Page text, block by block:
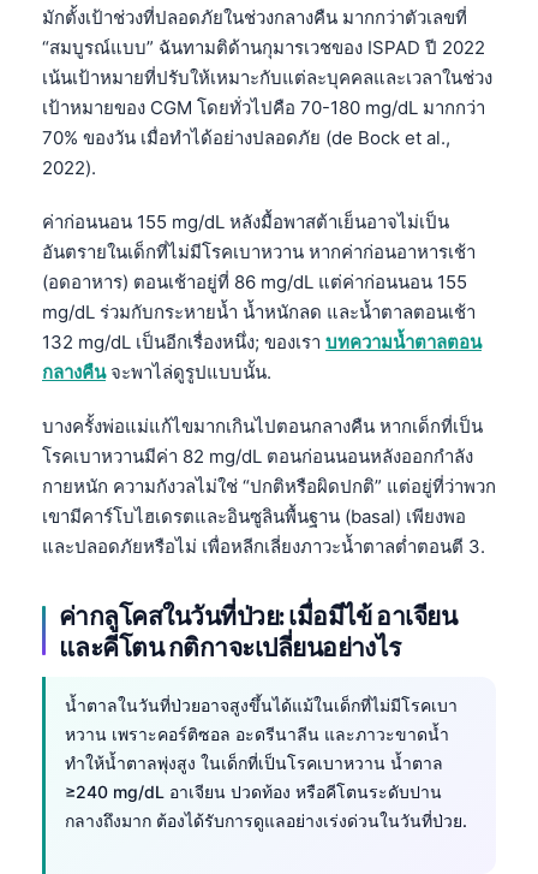
มักตั้งเป้าช่วงที่ปลอดภัยในช่วงกลางคืน มากกว่าตัวเลขที่
“สมบูรณ์แบบ” ฉันทามติด้านกุมารเวชของ ISPAD ปี 2022
เน้นเป้าหมายที่ปรับให้เหมาะกับแต่ละบุคคลและเวลาในช่วง
เป้าหมายของ CGM โดยทั่วไปคือ 70-180 mg/dL มากกว่า
70% ของวัน เมื่อทำได้อย่างปลอดภัย (de Bock et al.,
2022).
ค่าก่อนนอน 155 mg/dL หลังมื้อพาสต้าเย็นอาจไม่เป็น
อันตรายในเด็กที่ไม่มีโรคเบาหวาน หากค่าก่อนอาหารเช้า
(อดอาหาร) ตอนเช้าอยู่ที่ 86 mg/dL แต่ค่าก่อนนอน 155
mg/dL ร่วมกับกระหายน้ำ น้ำหนักลด และน้ำตาลตอนเช้า
132 mg/dL เป็นอีกเรื่องหนึ่ง; ของเรา บทความน้ำตาลตอน
กลางคืนจะพาไล่ดูรูปแบบนั้น.
บางครั้งพ่อแม่แก้ไขมากเกินไปตอนกลางคืน หากเด็กที่เป็น
โรคเบาหวานมีค่า 82 mg/dL ตอนก่อนนอนหลังออกกำลัง
กายหนัก ความกังวลไม่ใช่ “ปกติหรือผิดปกติ” แต่อยู่ที่ว่าพวก
เขามีคาร์โบไฮเดรตและอินซูลินพื้นฐาน (basal) เพียงพอ
และปลอดภัยหรือไม่ เพื่อหลีกเลี่ยงภาวะน้ำตาลต่ำตอนตี 3.
ค่ากลูโคสในวันที่ป่วย: เมื่อมีไข้ อาเจียน
และคีโตน กติกาจะเปลี่ยนอย่างไร
น้ำตาลในวันที่ป่วยอาจสูงขึ้นได้แม้ในเด็กที่ไม่มีโรคเบา
หวาน เพราะคอร์ติซอล อะดรีนาลีน และภาวะขาดน้ำ
ทำให้น้ำตาลพุ่งสูง ในเด็กที่เป็นโรคเบาหวาน น้ำตาล
≥240 mg/dL อาเจียน ปวดท้อง หรือคีโตนระดับปาน
กลางถึงมาก ต้องได้รับการดูแลอย่างเร่งด่วนในวันที่ป่วย.